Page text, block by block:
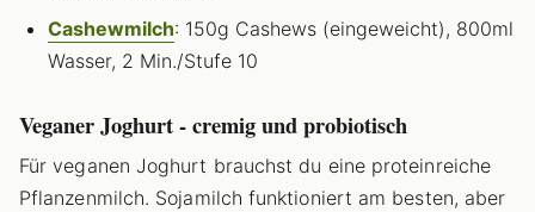
Cashewmilch: 150g Cashews (eingeweicht), 800ml
Wasser, 2 Min./Stufe 10
Veganer Joghurt - cremig und probiotisch
Für veganen Joghurt brauchst du eine proteinreiche
Pflanzenmilch. Sojamilch funktioniert am besten, aber